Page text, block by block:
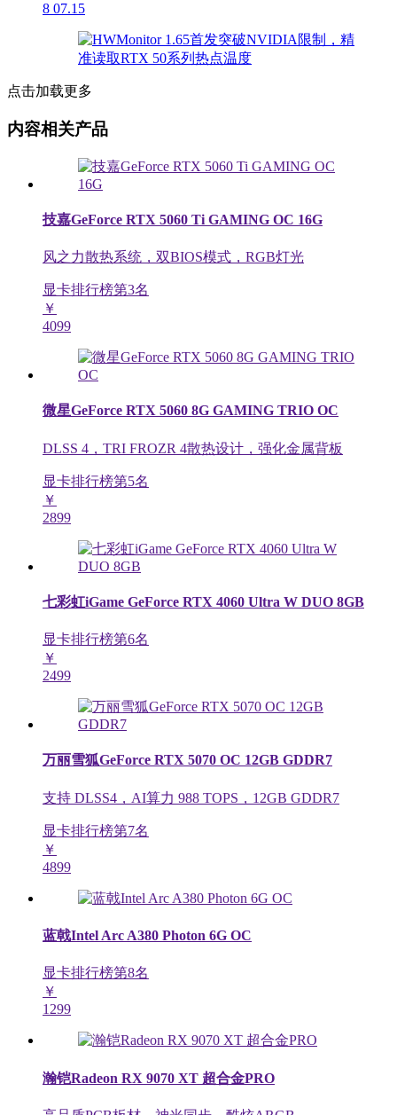
8 07.15
点击加载更多
内容相关产品
技嘉GeForce RTX 5060 Ti GAMING OC 16G
风之力散热系统，双BIOS模式，RGB灯光
显卡排行榜第3名
￥
4099
微星GeForce RTX 5060 8G GAMING TRIO OC
DLSS 4，TRI FROZR 4散热设计，强化金属背板
显卡排行榜第5名
￥
2899
七彩虹iGame GeForce RTX 4060 Ultra W DUO 8GB
显卡排行榜第6名
￥
2499
万丽雪狐GeForce RTX 5070 OC 12GB GDDR7
支持 DLSS4，AI算力 988 TOPS，12GB GDDR7
显卡排行榜第7名
￥
4899
蓝戟Intel Arc A380 Photon 6G OC
显卡排行榜第8名
￥
1299
瀚铠Radeon RX 9070 XT 超合金PRO